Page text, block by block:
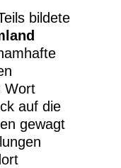
bildete
Wort
auf die
gewagt